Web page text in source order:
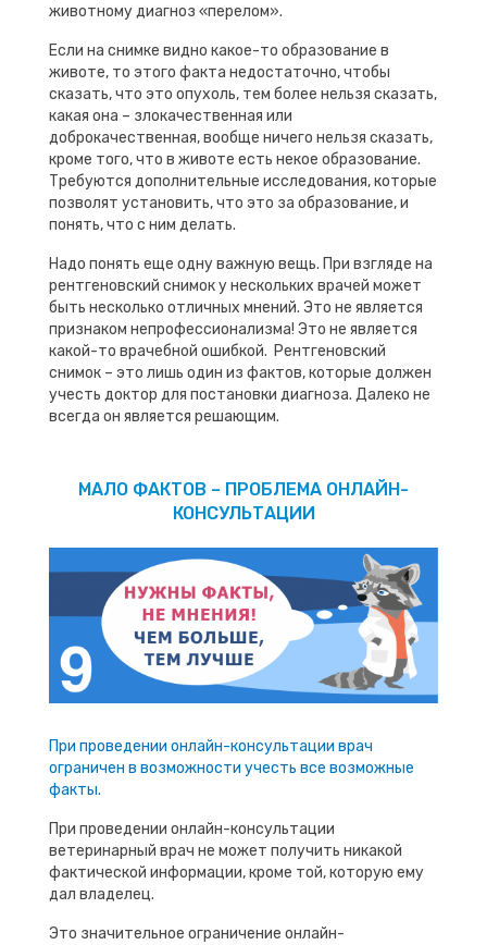
животному диагноз «перелом».
Если на снимке видно какое-то образование в
животе, то этого факта недостаточно, чтобы
сказать, что это опухоль, тем более нельзя сказать,
какая она – злокачественная или
доброкачественная, вообще ничего нельзя сказать,
кроме того, что в животе есть некое образование.
Требуются дополнительные исследования, которые
позволят установить, что это за образование, и
понять, что с ним делать.
Надо понять еще одну важную вещь. При взгляде на
рентгеновский снимок у нескольких врачей может
быть несколько отличных мнений. Это не является
признаком непрофессионализма! Это не является
какой-то врачебной ошибкой. Рентгеновский
снимок – это лишь один из фактов, которые должен
учесть доктор для постановки диагноза. Далеко не
всегда он является решающим.
МАЛО ФАКТОВ – ПРОБЛЕМА ОНЛАЙН-
КОНСУЛЬТАЦИИ
При проведении онлайн-консультации врач
ограничен в возможности учесть все возможные
факты.
При проведении онлайн-консультации
ветеринарный врач не может получить никакой
фактической информации, кроме той, которую ему
дал владелец.
Это значительное ограничение онлайн-